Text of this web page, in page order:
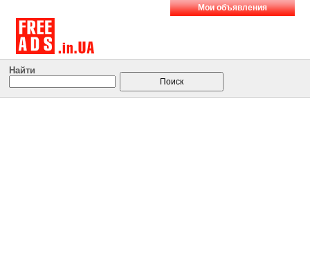
Мои объявления
Найти